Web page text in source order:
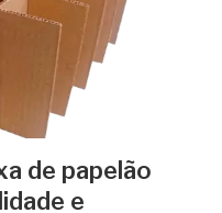
de papelão
e